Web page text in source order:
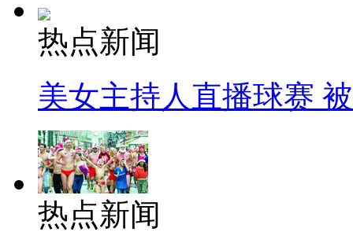
热点新闻
美女主持人直播球赛
热点新闻